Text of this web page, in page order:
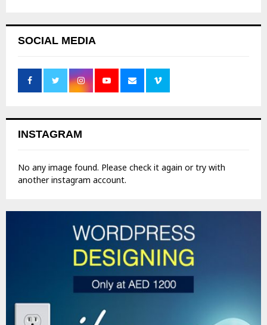
SOCIAL MEDIA
INSTAGRAM
No any image found. Please check it again or try with
another instagram account.